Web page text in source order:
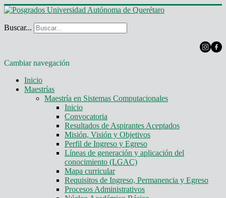
Buscar...
Cambiar navegación
Inicio
Maestrías
Maestría en Sistemas Computacionales
Inicio
Convocatoria
Resultados de Aspirantes Aceptados
Misión, Visión y Objetivos
Perfil de Ingreso y Egreso
Líneas de generación y aplicación del
conocimiento (LGAC)
Mapa curricular
Requisitos de Ingreso, Permanencia y Egreso
Procesos Administrativos